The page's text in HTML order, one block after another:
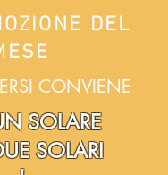
DEL
CONVIENE
SOLARE
SOLARI